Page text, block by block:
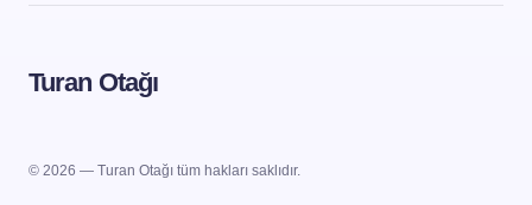
Turan Otağı
© 2026 — Turan Otağı tüm hakları saklıdır.